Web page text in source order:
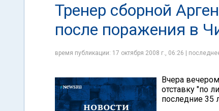
Тренер сборной
после поражения в
время публикации: 17 октября 2008 г., 06:26 |
Вчера
отставку "по
последние 35